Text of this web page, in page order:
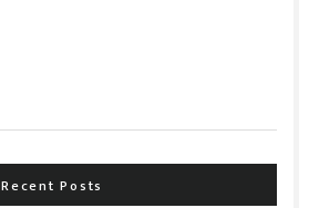
Recent Posts